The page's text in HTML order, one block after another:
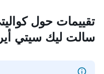
تقييمات حول
سالت ليك سيتي